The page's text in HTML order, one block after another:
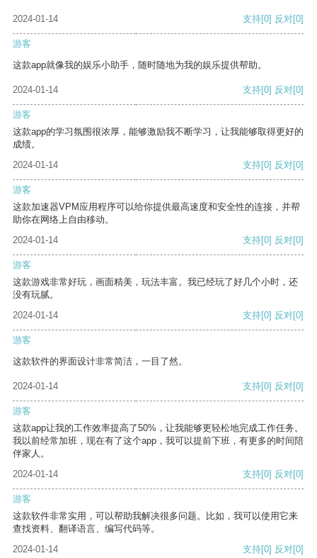
2024-01-14 支持[0] 反对[0]
游客
这款app就像我的娱乐小助手，随时随地为我的娱乐提供帮助。
2024-01-14 支持[0] 反对[0]
游客
这款app的学习氛围很浓厚，能够激励我不断学习，让我能够取得更好的
成绩。
2024-01-14
支持[0] 反对[0]
游客
这款加速器VPM应用程序可以给你提供最高速度和安全性的连接，并帮
助你在网络上自由移动。
2024-01-14
支持[0] 反对[0]
游客
这款游戏非常好玩，画面精美，玩法丰富。我已经玩了好几个小时，还
没有玩腻。
2024-01-14
支持[0] 反对[0]
游客
这款软件的界面设计非常简洁，一目了然。
2024-01-14 支持[0] 反对[0]
游客
这款app让我的工作效率提高了50%，让我能够更轻松地完成工作任务。
我以前经常加班，现在有了这个app，我可以提前下班，有更多的时间陪
伴家人。
2024-01-14
支持[0] 反对[0]
游客
这款软件非常实用，可以帮助我解决很多问题。比如，我可以使用它来
查找资料、翻译语言、编写代码等。
2024-01-14
支持[0] 反对[0]